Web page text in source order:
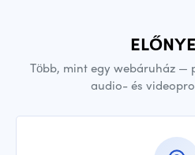
Több, mint egy webáruház —
audio- és